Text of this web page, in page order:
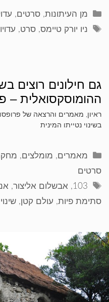
קטגוריות
מן העיתונות,סרטים,
תגיות
ניו יורק טיימס,סרט,
גם חילונים רוצים
ההומוסקסואלית –
ראיון, מאמרים והרצאה של
בשינוי נטייתו המינית
קטגוריות
מאמרים, מומלצים,
סרטים
תגיות
103
, אבשלום אליצור,
סתימת פיות, עולם קטן,